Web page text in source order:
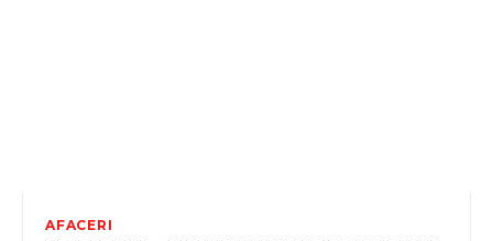
AFACERI